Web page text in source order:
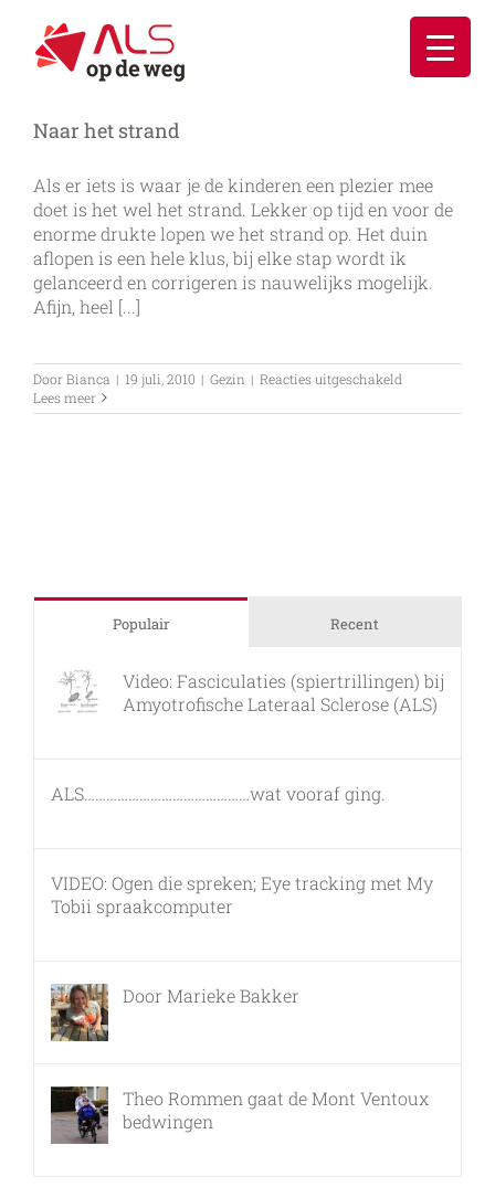
inhoud
Naar het strand
Als er iets is waar je de kinderen een plezier mee
doet is het wel het strand. Lekker op tijd en voor de
enorme drukte lopen we het strand op. Het duin
aflopen is een hele klus, bij elke stap wordt ik
gelanceerd en corrigeren is nauwelijks mogelijk.
Afijn, heel [...]
DoorBianca | 19 juli, 2010 | Gezin | Reacties uitgeschakeld
het
Lees meer
Populair Recent
Video: Fasciculaties (spiertrillingen) bij
Amyotrofische Lateraal Sclerose (ALS)
ALS………………………………………wat vooraf ging.
VIDEO: Ogen die spreken; Eye tracking met My
Tobii spraakcomputer
Door Marieke Bakker
Theo Rommen gaat de Mont Ventoux
bedwingen